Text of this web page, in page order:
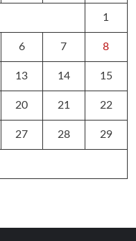
1
6 7 8
13 14 15
20 21 22
27 28 29